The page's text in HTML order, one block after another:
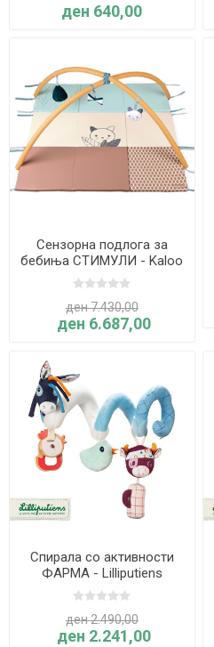
ден 640,00
Сензорна подлога за
бебиња СТИМУЛИ - Kaloo
ден 7.430,00
ден 6.687,00
Спирала со активности
ФАРМА - Lilliputiens
ден 2.490,00
ден 2.241,00